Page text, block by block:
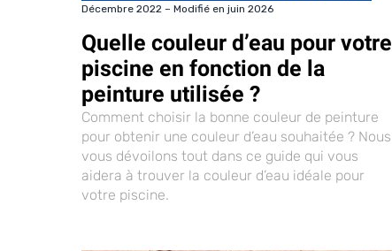
Décembre 2022 – Modifié en juin 2026
Quelle couleur d’eau pour votre
piscine en fonction de la
peinture utilisée ?
Comment choisir la bonne couleur de peinture
pour obtenir une couleur d’eau souhaitée ? Nous
vous dévoilons tout dans ce guide qui vous
aidera à trouver la couleur d’eau idéale pour
votre piscine.